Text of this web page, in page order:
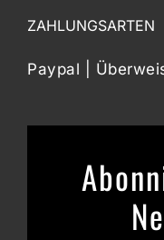
ZAHLUNGSARTEN
Paypal |